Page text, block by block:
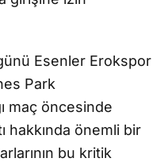
Esenler Erokspor
Park
maç öncesinde
hakkında önemli bir
bu kritik